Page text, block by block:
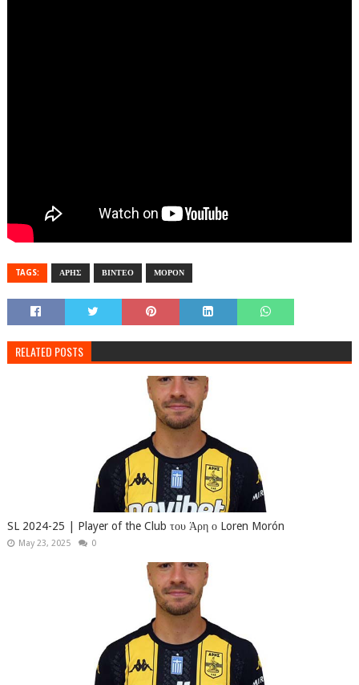
TAGS: ΑΡΗΣ ΒΙΝΤΕΟ ΜΟΡΟΝ
RELATED POSTS
SL 2024-25 | Player of the Club του Άρη ο Loren Morón
May 23, 2025 0